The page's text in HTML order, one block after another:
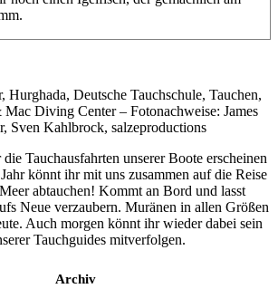
Hurghada, Deutsche Tauchschule, Tauchen,
Mac Diving Center – Fotonachweise: James
Sven Kahlbrock, salzeproductions
Tauchausfahrten unserer Boote erscheinen
könnt ihr mit uns zusammen auf die Reise
abtauchen! Kommt an Bord und lasst
Neue verzaubern. Muränen in allen Größen
Auch morgen könnt ihr wieder dabei sein
Tauchguides mitverfolgen.
Archiv